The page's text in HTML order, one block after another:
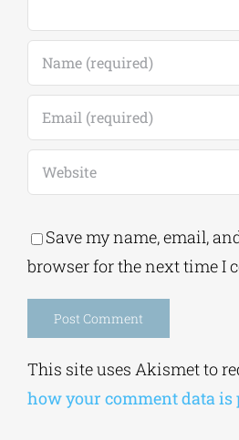
Save my name, email,
browser for the next time I
Alternative:
how your comment data is